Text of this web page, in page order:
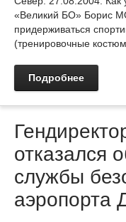
«Великий БО» Борис
придерживаться
(тренировочные
Подробнее
отказался
службы
аэропорта